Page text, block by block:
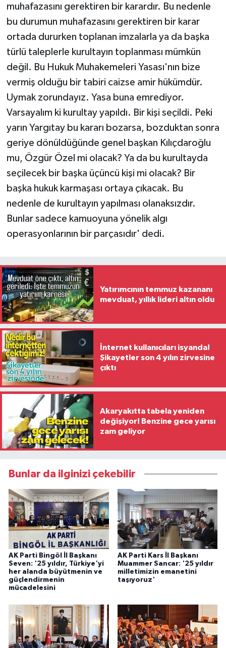
muhafazasını gerektiren bir karardır. Bu nedenle
bu durumun muhafazasını gerektiren bir karar
ortada dururken toplanan imzalarla ya da başka
türlü taleplerle kurultayın toplanması mümkün
değil. Bu Hukuk Muhakemeleri Yasası'nın bize
vermiş olduğu bir tabiri caizse amir hükümdür.
Uymak zorundayız. Yasa buna emrediyor.
Varsayalım ki kurultay yapıldı. Bir kişi seçildi. Peki
yarın Yargıtay bu kararı bozarsa, bozduktan sonra
geriye dönüldüğünde genel başkan Kılıçdaroğlu
mu, Özgür Özel mi olacak? Ya da bu kurultayda
seçilecek bir başka üçüncü kişi mi olacak? Bir
başka hukuk karmaşası ortaya çıkacak. Bu
nedenle de kurultayın yapılması olanaksızdır.
Bunlar sadece kamuoyuna yönelik algı
operasyonlarının bir parçasıdır' dedi.
Yatırımcının temmuz kazananı
mevduat, yıllık lideri altın oldu
İnternet kullanıcıları isyanda!
Şikayetler son 4 yılın zirvesine
çıktı
Akaryakıtta tabela yeniden
değişiyor! Benzine gece yarısı
zam geliyor
Bunlar da ilginizi çekebilir
AK Parti Bingöl İl Başkanı
Seven: '25 yıldır, Türkiye'yi
her alanda büyütmenin ve
güçlendirmenin
mücadelesini
AK Parti Kars İl Başkanı
Muammer Sancar: '25 yıldır
milletimizin emanetini
taşıyoruz'